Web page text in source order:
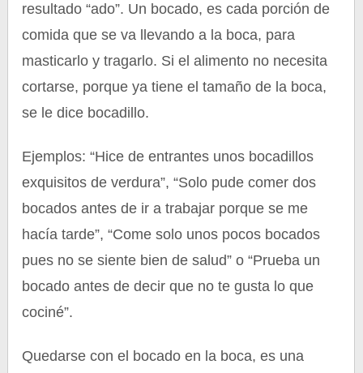
resultado “ado”. Un bocado, es cada porción de
comida que se va llevando a la boca, para
masticarlo y tragarlo. Si el alimento no necesita
cortarse, porque ya tiene el tamaño de la boca,
se le dice bocadillo.
Ejemplos: “Hice de entrantes unos bocadillos
exquisitos de verdura”, “Solo pude comer dos
bocados antes de ir a trabajar porque se me
hacía tarde”, “Come solo unos pocos bocados
pues no se siente bien de salud” o “Prueba un
bocado antes de decir que no te gusta lo que
cociné”.
Quedarse con el bocado en la boca, es una